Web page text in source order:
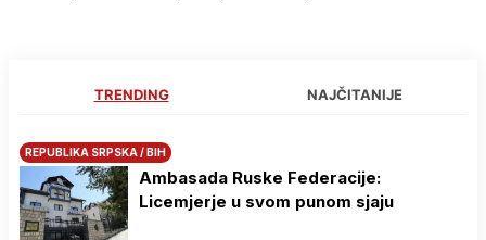
TRENDING NAJČITANIJE
REPUBLIKA SRPSKA / BIH
Ambasada Ruske Federacije:
Licemjerje u svom punom sjaju